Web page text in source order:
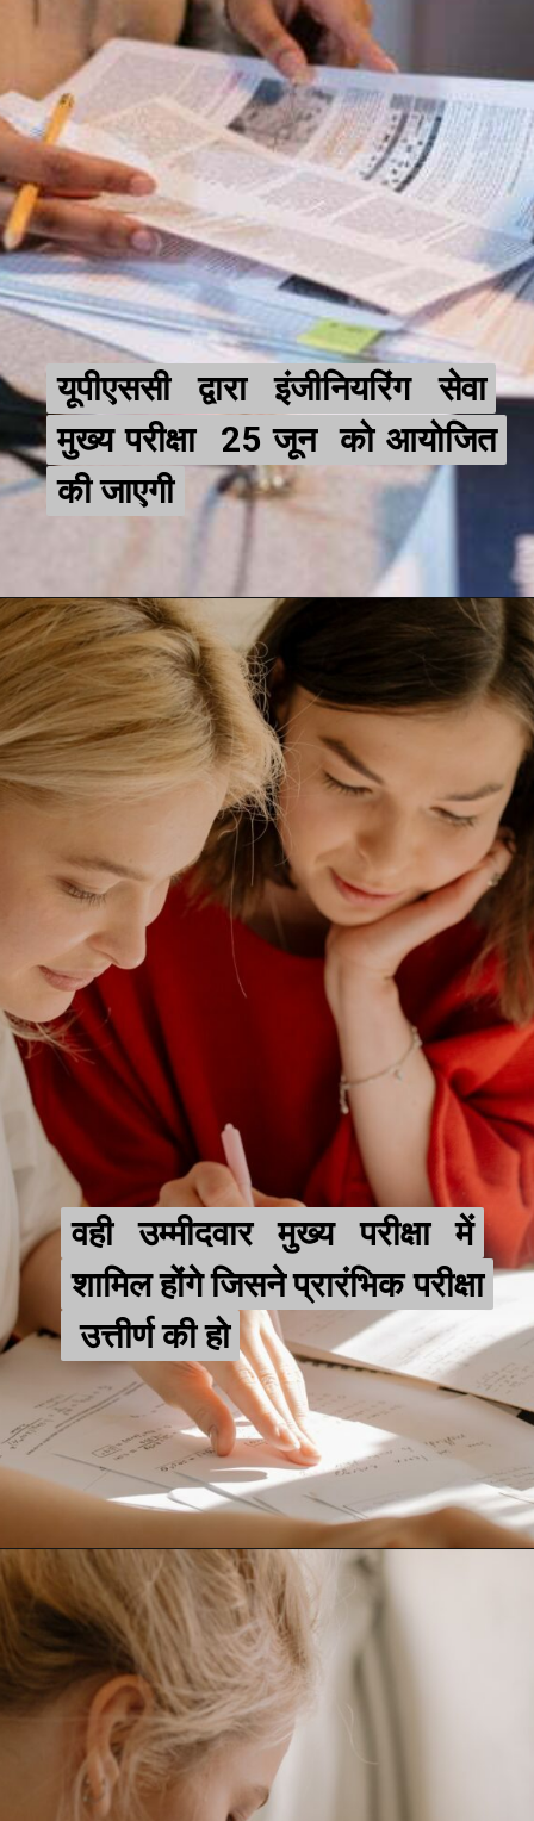
यूपीएससी द्वारा इंजीनियरिंग सेवा
मुख्य परीक्षा 25 जून को आयोजित
की जाएगी
यूपीएससी द्वारा इंजीनियरिंग सेवा
मुख्य परीक्षा 25 जून को आयोजित
की जाएगी
वही उम्मीदवार मुख्य परीक्षा में
शामिल होंगे जिसने प्रारंभिक परीक्षा
उत्तीर्ण की हो
वही उम्मीदवार मुख्य परीक्षा में
शामिल होंगे जिसने प्रारंभिक परीक्षा
उत्तीर्ण की हो